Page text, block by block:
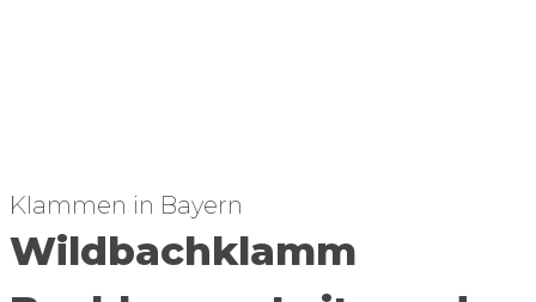
Klammen in Bayern
Wildbachklamm